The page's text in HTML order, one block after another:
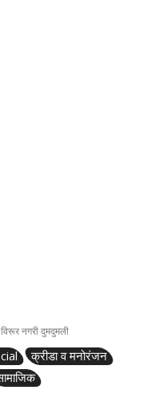
नगरी दुमदुमली
क्रीडा व मनोरंजन